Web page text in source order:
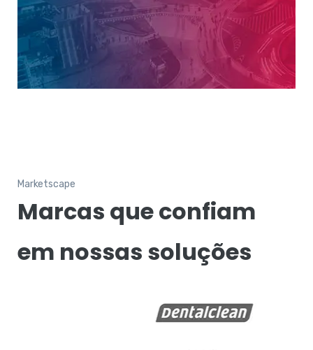
Marketscape
Marcas que confiam
em nossas soluções